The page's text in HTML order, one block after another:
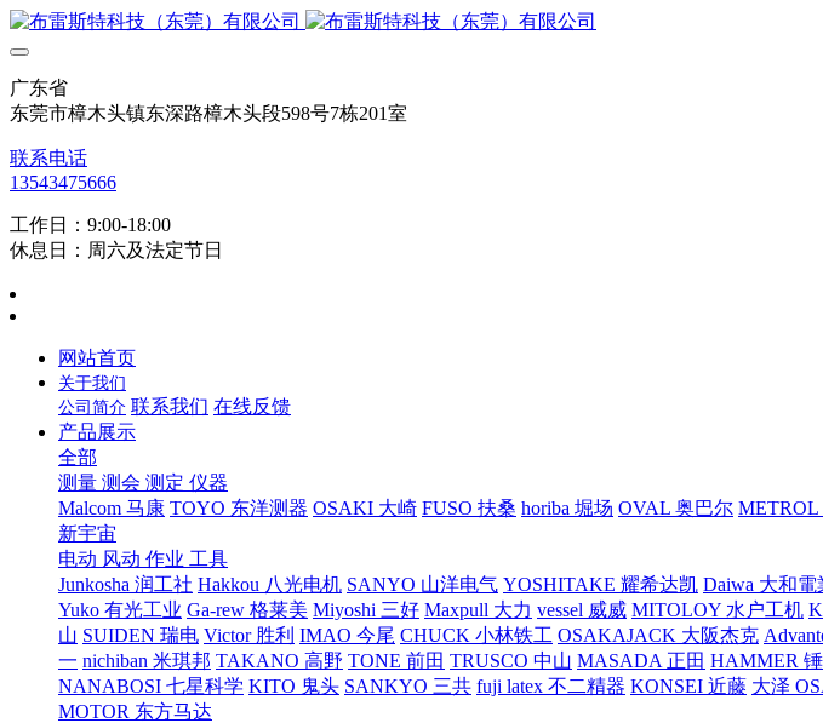
广东省
东莞市樟木头镇东深路樟木头段598号7栋201室
联系电话
13543475666
工作日：9:00-18:00
休息日：周六及法定节日
网站首页
关于我们
公司简介 联系我们 在线反馈
产品展示
全部
测量 测会 测定 仪器
Malcom 马康 TOYO 东洋测器 OSAKI 大崎 FUSO 扶桑 horiba 堀场 OVAL 奥巴尔 METROL
新宇宙
电动 风动 作业 工具
Junkosha 润工社 Hakkou 八光电机 SANYO 山洋电气 YOSHITAKE 耀希达凯 Daiwa 大和電
Yuko 有光工业 Ga-rew 格莱美 Miyoshi 三好 Maxpull 大力 vessel 威威 MITOLOY 水户工机
山 SUIDEN 瑞电 Victor 胜利 IMAO 今尾 CHUCK 小林铁工 OSAKAJACK 大阪杰克
一 nichiban 米琪邦 TAKANO 高野 TONE 前田 TRUSCO 中山 MASADA 正田 HAMMER
NANABOSI 七星科学 KITO 鬼头 SANKYO 三共 fuji latex 不二精器 KONSEI 近藤 大泽
MOTOR 东方马达